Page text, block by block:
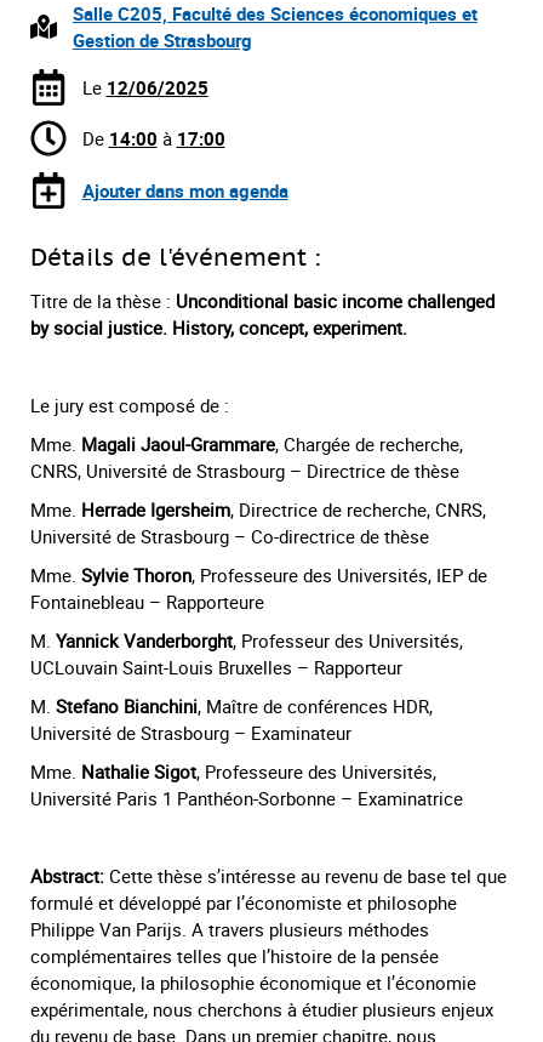
Salle C205, Faculté des Sciences économiques et
Gestion de Strasbourg
Le 12/06/2025
De 14:00 à 17:00
Ajouter dans mon agenda
Détails de l'événement :
Titre de la thèse : Unconditional basic income challenged
by social justice. History, concept, experiment.
Le jury est composé de :
Mme. Magali Jaoul-Grammare, Chargée de recherche,
CNRS, Université de Strasbourg – Directrice de thèse
Mme. Herrade Igersheim, Directrice de recherche, CNRS,
Université de Strasbourg – Co-directrice de thèse
Mme. Sylvie Thoron, Professeure des Universités, IEP de
Fontainebleau – Rapporteure
M. Yannick Vanderborght, Professeur des Universités,
UCLouvain Saint-Louis Bruxelles – Rapporteur
M. Stefano Bianchini, Maître de conférences HDR,
Université de Strasbourg – Examinateur
Mme. Nathalie Sigot, Professeure des Universités,
Université Paris 1 Panthéon-Sorbonne – Examinatrice
Abstract: Cette thèse s’intéresse au revenu de base tel que
formulé et développé par l’économiste et philosophe
Philippe Van Parijs. A travers plusieurs méthodes
complémentaires telles que l’histoire de la pensée
économique, la philosophie économique et l’économie
expérimentale, nous cherchons à étudier plusieurs enjeux
du revenu de base. Dans un premier chapitre, nous